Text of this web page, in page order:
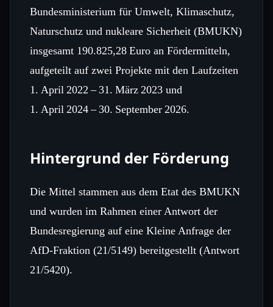
Bundesministerium für Umwelt, Klimaschutz,
Naturschutz und nukleare Sicherheit (BMUKN)
insgesamt 190.825,28 Euro an Fördermitteln,
aufgeteilt auf zwei Projekte mit den Laufzeiten
1. April 2022 – 31. März 2023 und
1. April 2024 – 30. September 2026.
Hintergrund der Förderung
Die Mittel stammen aus dem Etat des BMUKN
und wurden im Rahmen einer Antwort der
Bundesregierung auf eine Kleine Anfrage der
AfD‑Fraktion (21/5149) bereitgestellt (Antwort
21/5420).